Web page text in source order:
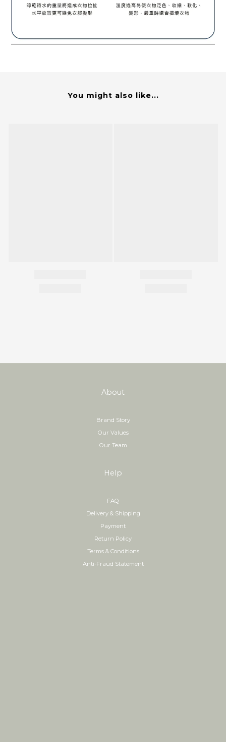
You might also like...
About
Brand Story
Our Values
Our Team
Help
FAQ
Delivery & Shipping
Payment
Return Policy
Terms & Conditions
Anti-Fraud Statement